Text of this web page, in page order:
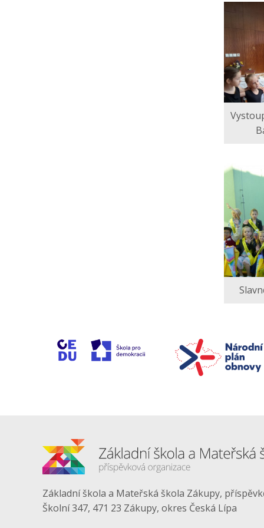
Základní škola a Mateřská škola Zákupy,
Školní 347, 471 23 Zákupy, okres Česká Lípa